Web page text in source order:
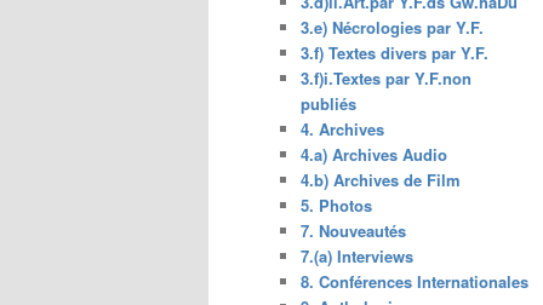
3.e) Nécrologies par Y.F.
3.f) Textes divers par Y.F.
3.f)i.Textes par Y.F.non
publiés
4. Archives
4.a) Archives Audio
4.b) Archives de Film
5. Photos
7. Nouveautés
7.(a) Interviews
8. Conférences Internationales